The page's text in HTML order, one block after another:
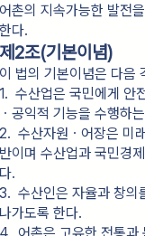
어촌의 지속가능한 발전
한다.
제2조(기본이념)
이 법의 기본이념은 다음
1.  수산업은 국민에게 안
ㆍ공익적 기능을 수행하
2.  수산자원ㆍ어장은 미
반이며 수산업과 국민경
다.
3.  수산인은 자율과 창의
나가도록 한다.